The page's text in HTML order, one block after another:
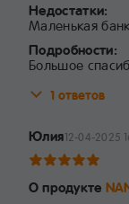
Недостатки:
Маленькая
Подробности:
Большое
1 ответов
Юлия12-04-2025
О продукте